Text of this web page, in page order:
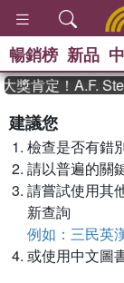
暢銷榜 新品
獎肯定！A.F.
建議您
檢查是否有錯
請以普遍的關
請嘗試使用其
新查詢
例如：三民英
或使用中文圖